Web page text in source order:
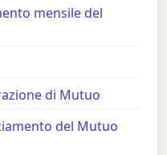
mensile del
di Mutuo
del Mutuo